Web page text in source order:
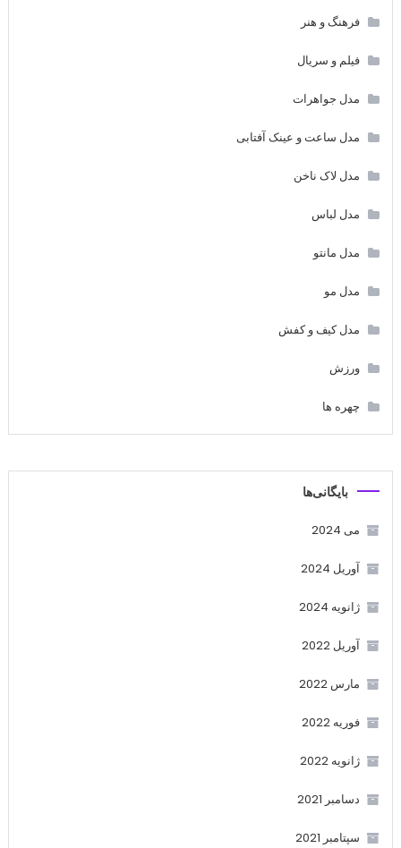
فرهنگ و هنر
فیلم و سریال
مدل جواهرات
مدل ساعت و عینک آفتابی
مدل لاک ناخن
مدل لباس
مدل مانتو
مدل مو
مدل کیف و کفش
ورزش
چهره ها
بایگانی‌ها
می 2024
آوریل 2024
ژانویه 2024
آوریل 2022
مارس 2022
فوریه 2022
ژانویه 2022
دسامبر 2021
سپتامبر 2021